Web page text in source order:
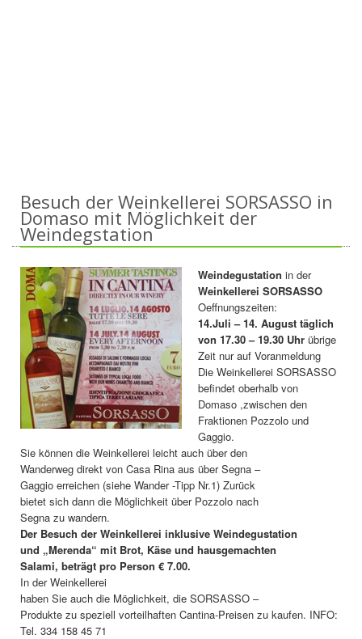
Besuch der Weinkellerei SORSASSO in
Domaso mit Möglichkeit der
Weindegstation
Weindegustation in der
Weinkellerei SORSASSO
Oeffnungszeiten:
14.Juli – 14. August täglich
von 17.30 – 19.30 Uhr übrige
Zeit nur auf Voranmeldung
Die Weinkellerei SORSASSO
befindet oberhalb von
Domaso ,zwischen den
Fraktionen Pozzolo und
Gaggio.
Sie können die Weinkellerei leicht auch über den
Wanderweg direkt von Casa Rina aus über Segna –
Gaggio erreichen (siehe Wander -Tipp Nr.1) Zurück
bietet sich dann die Möglichkeit über Pozzolo nach
Segna zu wandern.
Der Besuch der Weinkellerei inklusive Weindegustation
und „Merenda“ mit Brot, Käse und hausgemachten
Salami, beträgt pro Person € 7.00.
In der Weinkellerei
haben Sie auch die Möglichkeit, die SORSASSO –
Produkte zu speziell vorteilhaften Cantina-Preisen zu kaufen. INFO:
Tel. 334 158 45 71